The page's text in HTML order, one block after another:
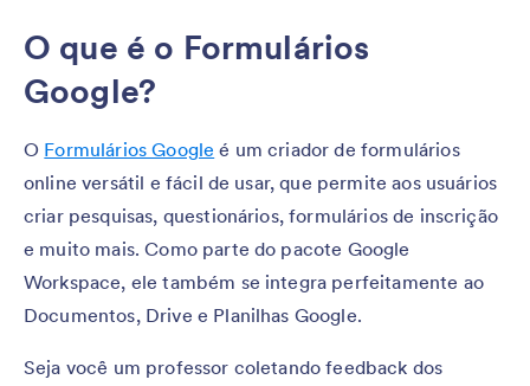
O que é o Formulários
Google?
O Formulários Google é um criador de formulários
online versátil e fácil de usar, que permite aos usuários
criar pesquisas, questionários, formulários de inscrição
e muito mais. Como parte do pacote Google
Workspace, ele também se integra perfeitamente ao
Documentos, Drive e Planilhas Google.
Seja você um professor coletando feedback dos